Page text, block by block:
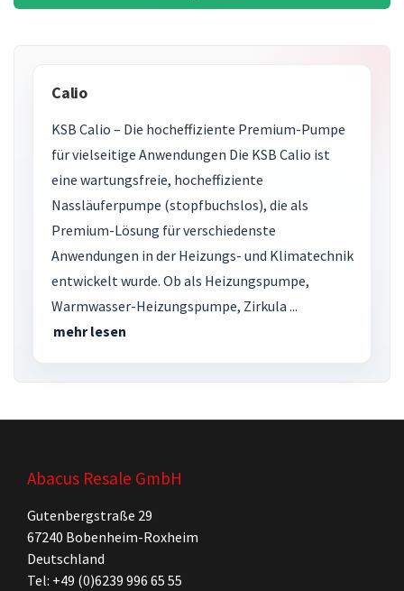
Calio
KSB Calio – Die hocheffiziente Premium-Pumpe
für vielseitige Anwendungen Die KSB Calio ist
eine wartungsfreie, hocheffiziente
Nassläuferpumpe (stopfbuchslos), die als
Premium-Lösung für verschiedenste
Anwendungen in der Heizungs- und Klimatechnik
entwickelt wurde. Ob als Heizungspumpe,
Warmwasser-Heizungspumpe, Zirkula ...
mehr lesen
Abacus Resale GmbH
Gutenbergstraße 29
67240 Bobenheim-Roxheim
Deutschland
Tel: +49 (0)6239 996 65 55